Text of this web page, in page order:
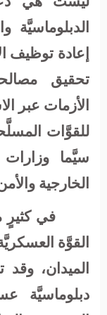
إعادة توظيف
تحقيق
الأزمات عبر
للقوَّات
سيَّما وزارات
الخارجية
في كثيرٍ
القوَّة
الميدان،
دبلوماسيَّة